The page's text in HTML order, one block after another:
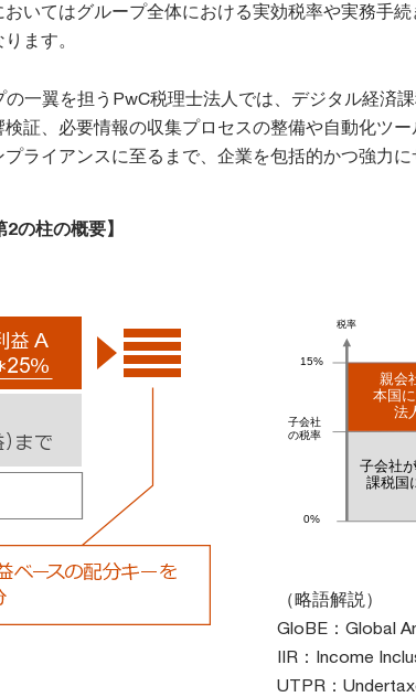
いてはグループ全体における実効税率や実務手
ます。
の一翼を担うPwC税理士法人では、デジタル経済
証、必要情報の収集プロセスの整備や自動化ツ
ライアンスに至るまで、企業を包括的かつ強力に
の柱の概要】
（略語解説）
GloBE：Global
IIR：Income
UTPR：